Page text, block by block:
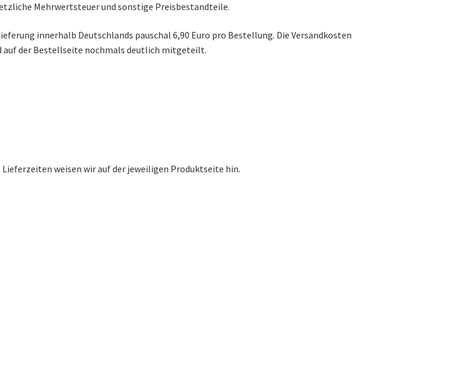
Mehrwertsteuer und sonstige Preisbestandteile.
innerhalb Deutschlands pauschal 6,90 Euro pro Bestellung. Die Versandkosten
auf der Bestellseite nochmals deutlich mitgeteilt.
weisen wir auf der jeweiligen Produktseite hin.